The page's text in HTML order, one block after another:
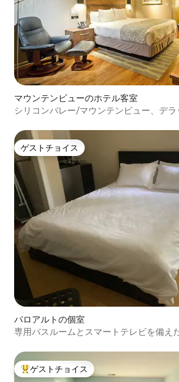
マウンテンビューのホテル客室
シリコンバレー/マウンテンビュー、デラ
ゲストチョイス
ゲストチョイス
パロアルトの個室
専用バスルームとスマートテレビを備え
大好評のゲストチョイスです。
ゲストチョイス